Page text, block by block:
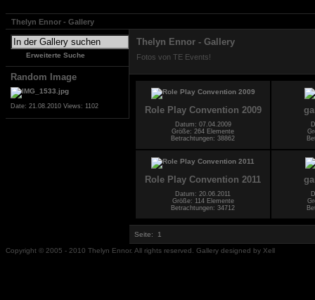
Thelyn Ennor - Gallery
Erweiterte Suche
Random Image
Date: 21.08.2010 Views: 1102
Thelyn Ennor - Gallery
Fotos von TE Events!
Role Play Convention 2009
Datum: 07.04.2009
Größe: 264 Elemente
Betrachtungen: 38862
Role Play Convention 2011
Datum: 20.06.2011
Größe: 114 Elemente
Betrachtungen: 34712
Seite: 1
Copyright © 2005 - 2010 Thelyn Ennor. All rights reserved. Gallery designed by Xell